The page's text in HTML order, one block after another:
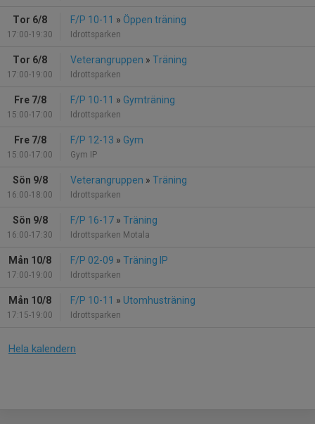
Tor 6/8
17:00-19:30
F/P 10-11 » Öppen träning
Idrottsparken
Tor 6/8
17:00-19:00
Veterangruppen » Träning
Idrottsparken
Fre 7/8
15:00-17:00
F/P 10-11 » Gymträning
Idrottsparken
Fre 7/8
15:00-17:00
F/P 12-13 » Gym
Gym IP
Sön 9/8
16:00-18:00
Veterangruppen » Träning
Idrottsparken
Sön 9/8
16:00-17:30
F/P 16-17 » Träning
Idrottsparken Motala
Mån 10/8
17:00-19:00
F/P 02-09 » Träning IP
Idrottsparken
Mån 10/8
17:15-19:00
F/P 10-11 » Utomhusträning
Idrottsparken
Hela kalendern